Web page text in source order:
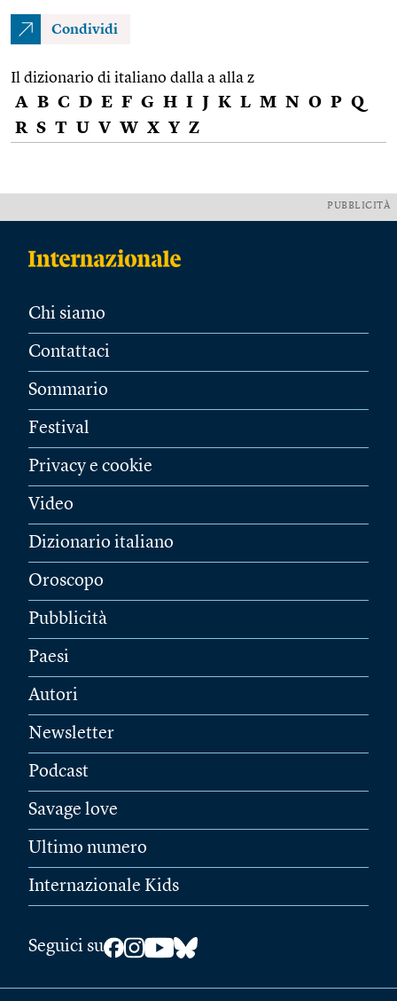
Condividi
Il dizionario di italiano dalla a alla z
A B C D E F G H I J K L M N O P Q
R S T U V W X Y Z
PUBBLICITÀ
Chi siamo
Contattaci
Sommario
Festival
Privacy e cookie
Video
Dizionario italiano
Oroscopo
Pubblicità
Paesi
Autori
Newsletter
Podcast
Savage love
Ultimo numero
Internazionale Kids
Seguici su